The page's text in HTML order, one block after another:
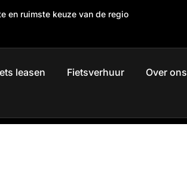
en ruimste keuze van de regio
leasen Fietsverhuur
Over ons